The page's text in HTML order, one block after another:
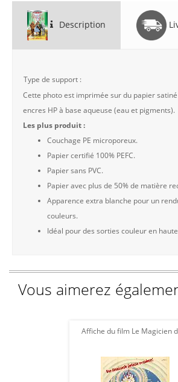
Description
Type de support :
Cette photo est imprimée sur du papier satiné
encres HP à base aqueuse (eau et pigments).
Les plus produit :
Couchage PE microporeux.
Papier certifié 100% PEFC.
Papier sans PVC.
Papier avec plus de 50% de matière
Apparence extra blanche pour un
couleurs.
Idéal pour des sorties couleur en
Vous aimerez
Affiche du film Le Magicien